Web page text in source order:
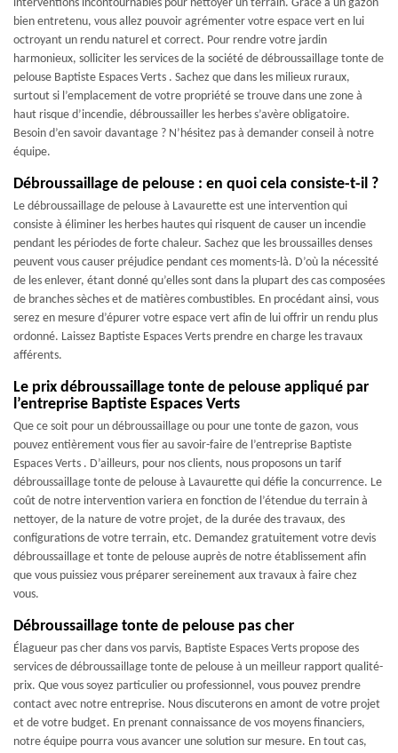
interventions incontournables pour nettoyer un terrain. Grâce à un gazon
bien entretenu, vous allez pouvoir agrémenter votre espace vert en lui
octroyant un rendu naturel et correct. Pour rendre votre jardin
harmonieux, solliciter les services de la société de débroussaillage tonte de
pelouse Baptiste Espaces Verts . Sachez que dans les milieux ruraux,
surtout si l’emplacement de votre propriété se trouve dans une zone à
haut risque d’incendie, débroussailler les herbes s’avère obligatoire.
Besoin d’en savoir davantage ? N’hésitez pas à demander conseil à notre
équipe.
Débroussaillage de pelouse : en quoi cela consiste-t-il ?
Le débroussaillage de pelouse à Lavaurette est une intervention qui
consiste à éliminer les herbes hautes qui risquent de causer un incendie
pendant les périodes de forte chaleur. Sachez que les broussailles denses
peuvent vous causer préjudice pendant ces moments-là. D’où la nécessité
de les enlever, étant donné qu’elles sont dans la plupart des cas composées
de branches sèches et de matières combustibles. En procédant ainsi, vous
serez en mesure d’épurer votre espace vert afin de lui offrir un rendu plus
ordonné. Laissez Baptiste Espaces Verts prendre en charge les travaux
afférents.
Le prix débroussaillage tonte de pelouse appliqué par
l’entreprise Baptiste Espaces Verts
Que ce soit pour un débroussaillage ou pour une tonte de gazon, vous
pouvez entièrement vous fier au savoir-faire de l’entreprise Baptiste
Espaces Verts . D’ailleurs, pour nos clients, nous proposons un tarif
débroussaillage tonte de pelouse à Lavaurette qui défie la concurrence. Le
coût de notre intervention variera en fonction de l’étendue du terrain à
nettoyer, de la nature de votre projet, de la durée des travaux, des
configurations de votre terrain, etc. Demandez gratuitement votre devis
débroussaillage et tonte de pelouse auprès de notre établissement afin
que vous puissiez vous préparer sereinement aux travaux à faire chez
vous.
Débroussaillage tonte de pelouse pas cher
Élagueur pas cher dans vos parvis, Baptiste Espaces Verts propose des
services de débroussaillage tonte de pelouse à un meilleur rapport qualité-
prix. Que vous soyez particulier ou professionnel, vous pouvez prendre
contact avec notre entreprise. Nous discuterons en amont de votre projet
et de votre budget. En prenant connaissance de vos moyens financiers,
notre équipe pourra vous avancer une solution sur mesure. En tout cas,